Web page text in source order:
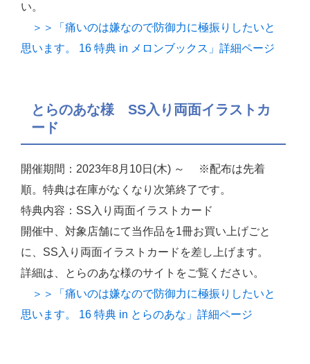
い。
＞＞「痛いのは嫌なので防御力に極振りしたいと
思います。 16 特典 in メロンブックス」詳細ページ
とらのあな様 SS入り両面イラストカ
ード
開催期間：2023年8月10日(木) ～ ※配布は先着
順。特典は在庫がなくなり次第終了です。
特典内容：SS入り両面イラストカード
開催中、対象店舗にて当作品を1冊お買い上げごと
に、SS入り両面イラストカードを差し上げます。
詳細は、とらのあな様のサイトをご覧ください。
＞＞「痛いのは嫌なので防御力に極振りしたいと
思います。 16 特典 in とらのあな」詳細ページ